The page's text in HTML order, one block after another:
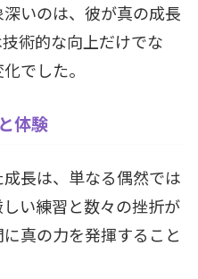
いのは、彼が真の成長
術的な向上だけでな
でした。
体験
長は、単なる偶然では
い練習と数々の挫折が
真の力を発揮すること